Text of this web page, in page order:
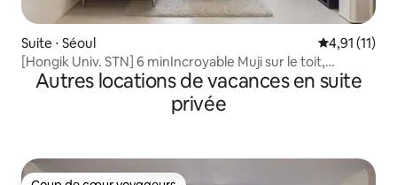
Suite ⋅ Séoul Évaluation
4,91 (11)
[Hongik Univ. STN] 6 minIncroyable Muji sur le toit,
moderne
Autres locations de vacances en suite
privée